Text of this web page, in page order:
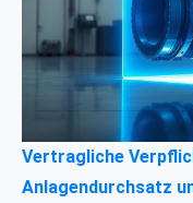
Vertragliche
Anlagendurchsatz